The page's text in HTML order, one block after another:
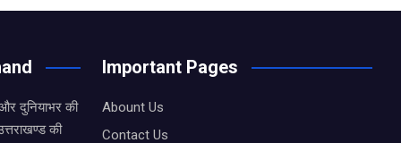
दुनियाभर की
की
Important Pages
Abount Us
Contact Us